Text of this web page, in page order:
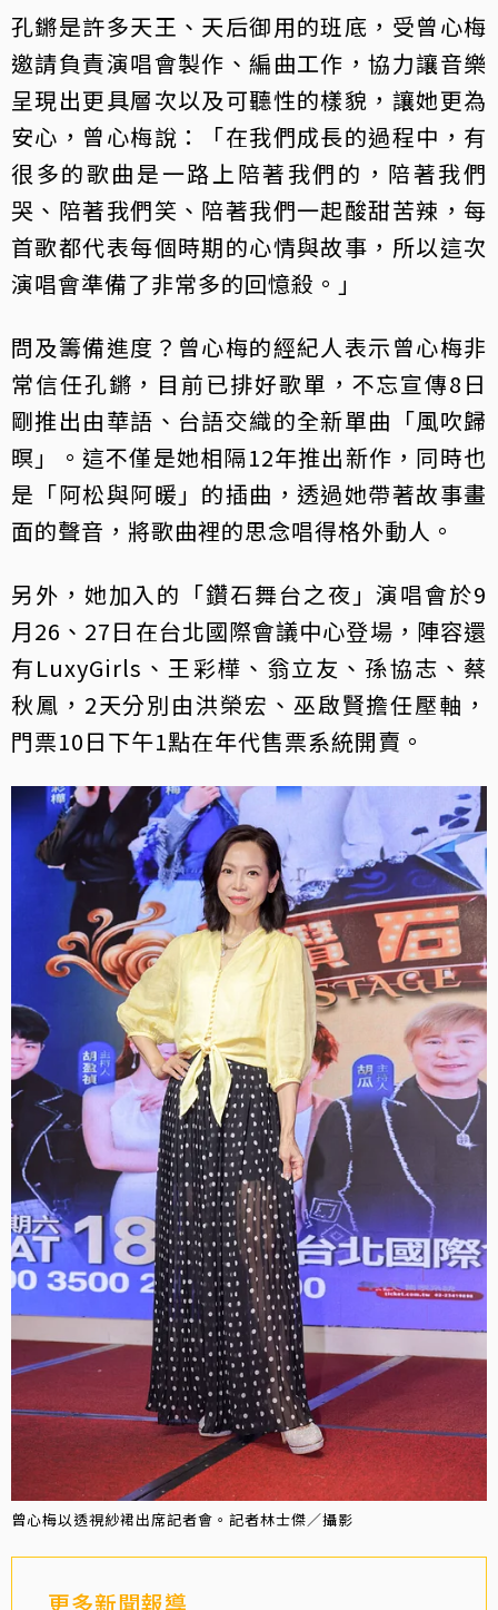
孔鏘是許多天王、天后御用的班底，受曾心梅
邀請負責演唱會製作、編曲工作，協力讓音樂
呈現出更具層次以及可聽性的樣貌，讓她更為
安心，曾心梅說：「在我們成長的過程中，有
很多的歌曲是一路上陪著我們的，陪著我們
哭、陪著我們笑、陪著我們一起酸甜苦辣，每
首歌都代表每個時期的心情與故事，所以這次
演唱會準備了非常多的回憶殺。」
問及籌備進度？曾心梅的經紀人表示曾心梅非
常信任孔鏘，目前已排好歌單，不忘宣傳8日
剛推出由華語、台語交織的全新單曲「風吹歸
暝」。這不僅是她相隔12年推出新作，同時也
是「阿松與阿暖」的插曲，透過她帶著故事畫
面的聲音，將歌曲裡的思念唱得格外動人。
另外，她加入的「鑽石舞台之夜」演唱會於9
月26、27日在台北國際會議中心登場，陣容還
有LuxyGirls、王彩樺、翁立友、孫協志、蔡
秋鳳，2天分別由洪榮宏、巫啟賢擔任壓軸，
門票10日下午1點在年代售票系統開賣。
曾心梅以透視紗裙出席記者會。記者林士傑／攝影
更多新聞報導